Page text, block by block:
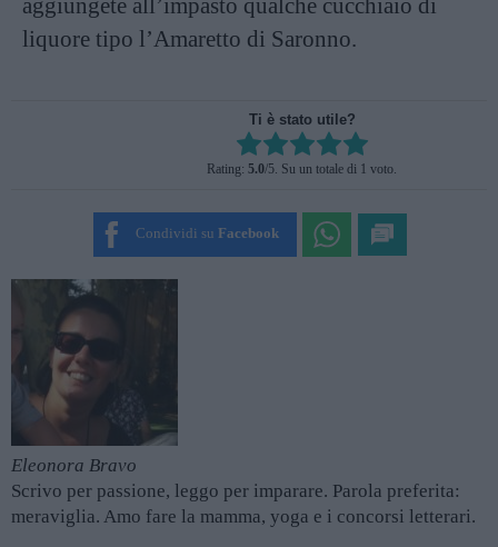
liquore tipo l’Amaretto di Saronno.
Ti è stato utile?
Rate this item:
SUBMIT RATING
Rating: 5.0/5. Su un totale di 1 voto.
Condividi su Facebook
Eleonora Bravo
Scrivo per passione, leggo per imparare. Parola preferita:
meraviglia. Amo fare la mamma, yoga e i concorsi letterari.